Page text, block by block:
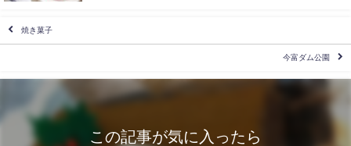
焼き菓子
今富ダム公園
この記事が気に入ったら